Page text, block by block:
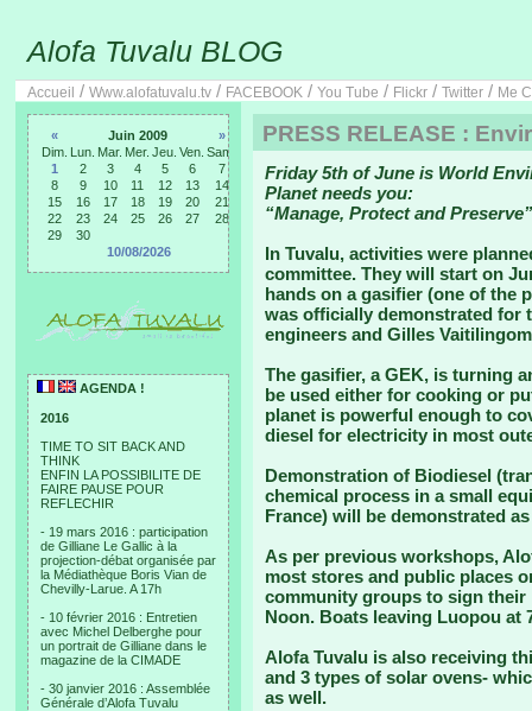
Alofa Tuvalu BLOG
Accueil / Www.alofatuvalu.tv / FACEBOOK / You Tube / Flickr / Twitter / Me
« Juin 2009
»
Dim. Lun. Mar. Mer. Jeu. Ven. Sam.
1
2 3 4 5 6
7
8
9 10 11 12 13
14
15
16 17 18 19 20
21
22
23 24 25 26 27
28
29
30
10/08/2026
AGENDA !
2016
TIME TO SIT BACK AND
THINK
ENFIN LA POSSIBILITE DE
FAIRE PAUSE POUR
REFLECHIR
- 19 mars 2016 : participation
de Gilliane Le Gallic à la
projection-débat organisée par
la Médiathèque Boris Vian de
Chevilly-Larue. A 17h
- 10 février 2016 : Entretien
avec Michel Delberghe pour
un portrait de Gilliane dans le
magazine de la CIMADE
- 30 janvier 2016 : Assemblée
Générale d’Alofa Tuvalu
PRESS RELEASE :
Friday 5th of June is World
Planet needs you:
“Manage, Protect and
In Tuvalu, activities were
committee. They will start on
hands on a gasifier (one of the
was officially demonstrated for
engineers and Gilles
The gasifier, a GEK, is turning
be used either for cooking or
planet is powerful enough to
diesel for electricity in most
Demonstration of Biodiesel
chemical process in a small
France) will be demonstrated
As per previous workshops,
most stores and public places
community groups to sign their
Noon. Boats leaving Luopou at
Alofa Tuvalu is also receiving
and 3 types of solar ovens-
as well.